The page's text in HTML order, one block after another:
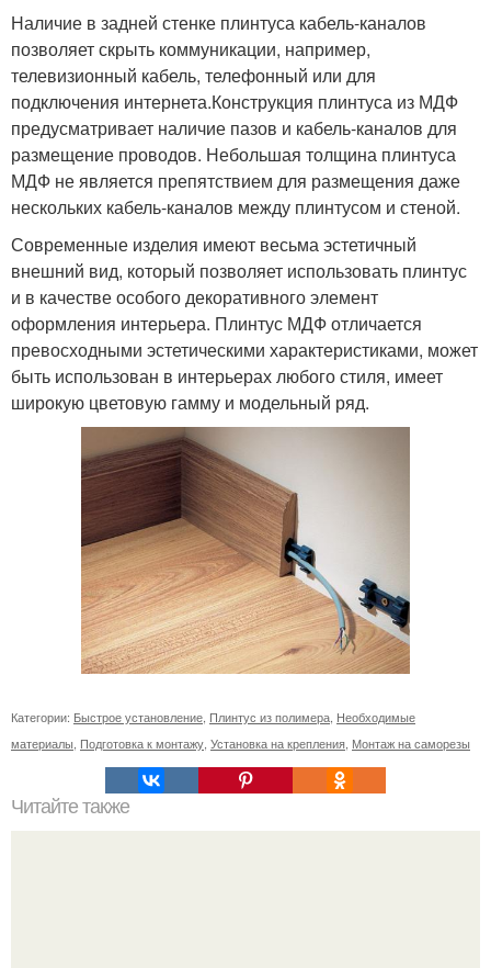
Наличие в задней стенке плинтуса кабель-каналов
позволяет скрыть коммуникации, например,
телевизионный кабель, телефонный или для
подключения интернета.Конструкция плинтуса из МДФ
предусматривает наличие пазов и кабель-каналов для
размещение проводов. Небольшая толщина плинтуса
МДФ не является препятствием для размещения даже
нескольких кабель-каналов между плинтусом и стеной.
Современные изделия имеют весьма эстетичный
внешний вид, который позволяет использовать плинтус
и в качестве особого декоративного элемент
оформления интерьера. Плинтус МДФ отличается
превосходными эстетическими характеристиками, может
быть использован в интерьерах любого стиля, имеет
широкую цветовую гамму и модельный ряд.
Категории: Быстрое установление, Плинтус из полимера, Необходимые
материалы, Подготовка к монтажу, Установка на крепления, Монтаж на саморезы
Читайте также